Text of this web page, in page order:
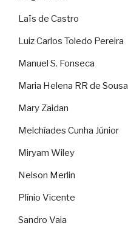
Laïs de Castro
Luiz Carlos Toledo Pereira
Manuel S. Fonseca
Maria Helena RR de Sousa
Mary Zaidan
Melchíades Cunha Júnior
Miryam Wiley
Nelson Merlin
Plínio Vicente
Sandro Vaia